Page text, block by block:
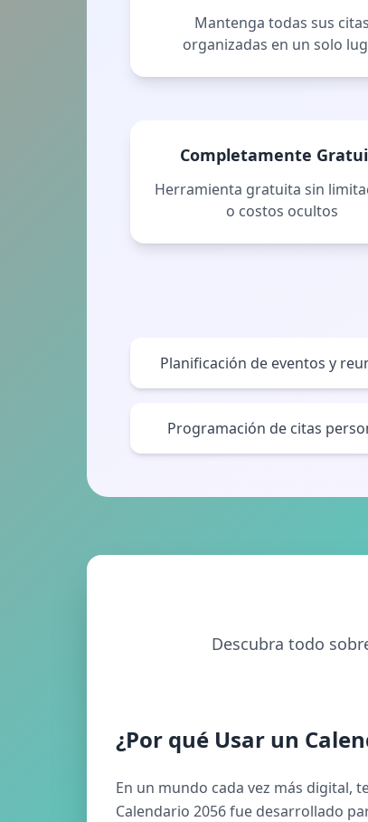
Mantenga todas sus citas
organizadas en un solo
Completamente
Herramienta gratuita sin
o costos ocultos
Planificación de eventos y
Programación de citas
Descubra todo
¿Por qué Usar un
En un mundo cada vez más digital,
Calendario 2056 fue desarrollado